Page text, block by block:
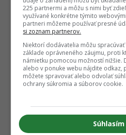
225 partnermi a môžu s nimi byť
využívané konkrétne týmito
partneri môžeme používať presné
si zoznam partnerov.
Niektorí dodávatelia môžu
základe oprávneného záujmu, proti
námietku pomocou možností nižšie.
alebo v ponuke webu nájdite odkaz,
môžete spravovať alebo odvolať
ochrany súkromia a súborov cookie.
Súhlasím